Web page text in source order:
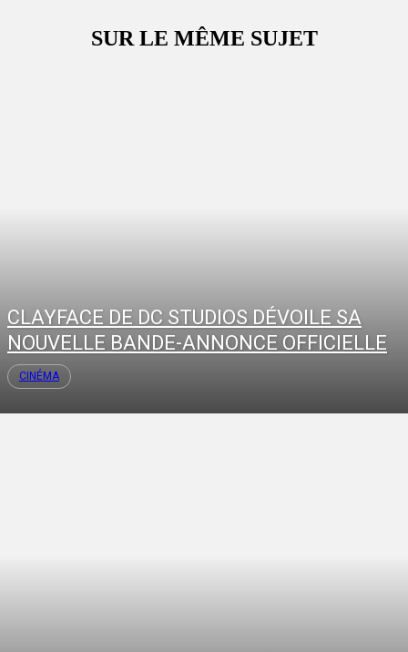
SUR LE MÊME SUJET
CLAYFACE DE DC STUDIOS DÉVOILE SA
NOUVELLE BANDE-ANNONCE OFFICIELLE
CINÉMA